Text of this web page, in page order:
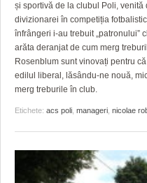
și sportivă de la clubul Poli,
divizionarei în competiția
înfrângeri i-au trebuit „patronului”
arăta deranjat de cum merg
Rosenblum sunt vinovați pentru
edilul liberal, lăsându-ne nouă,
merg treburile în club.
Etichete: acs poli manageri nicolae